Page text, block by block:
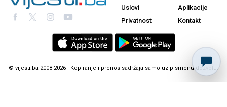
Uslovi
Privatnost
Aplikacije
Kontakt
© vijesti.ba 2008-2026 | Kopiranje i prenos sadržaja samo uz pismenu dozvolu.